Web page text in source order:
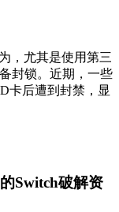
，尤其是使用第三
封锁。近期，一些
卡后遭到封禁，显
Switch破解资